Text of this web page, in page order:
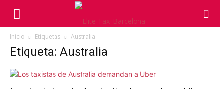
Inicio Etiquetas Australia
Etiqueta: Australia